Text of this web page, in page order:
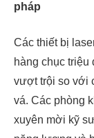
pháp
Các thiết bị
hàng chục
vượt trội so với
vá. Các phòng
xuyên mời kỹ